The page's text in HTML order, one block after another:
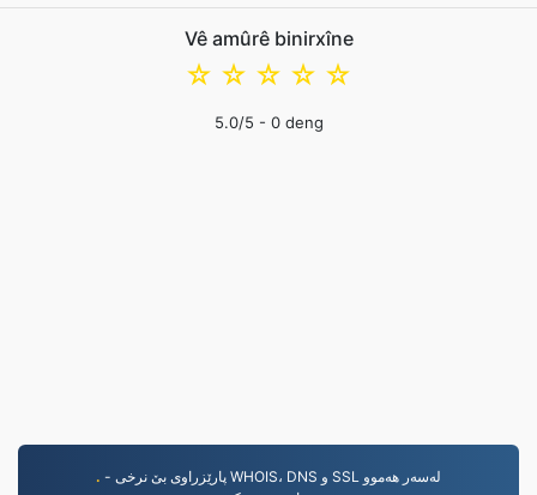
Vê amûrê binirxîne
☆
☆
☆
☆
☆
5.0/5 - 0deng
. - پارێزراوی بێ نرخی WHOIS، DNS و SSL لەسەر هەموو